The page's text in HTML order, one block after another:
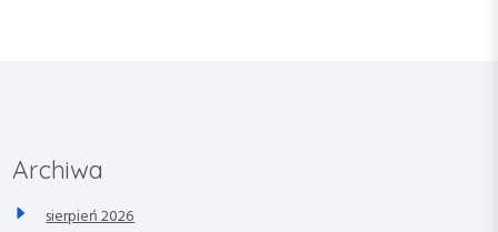
Archiwa
sierpień 2026